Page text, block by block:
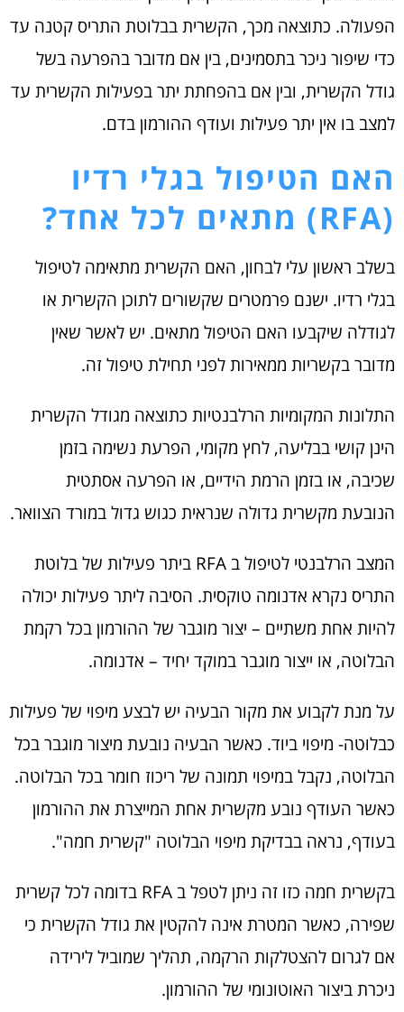
הפעולה. כתוצאה מכך, הקשרית בבלוטת התריס קטנה עד
כדי שיפור ניכר בתסמינים, בין אם מדובר בהפרעה בשל
גודל הקשרית, ובין אם בהפחתת יתר בפעילות הקשרית עד
למצב בו אין יתר פעילות ועודף ההורמון בדם.
האם הטיפול בגלי רדיו
(RFA) מתאים לכל אחד?
בשלב ראשון עלי לבחון, האם הקשרית מתאימה לטיפול
בגלי רדיו. ישנם פרמטרים שקשורים לתוכן הקשרית או
לגודלה שיקבעו האם הטיפול מתאים. יש לאשר שאין
מדובר בקשריות ממאירות לפני תחילת טיפול זה.
התלונות המקומיות הרלבנטיות כתוצאה מגודל הקשרית
הינן קושי בבליעה, לחץ מקומי, הפרעת נשימה בזמן
שכיבה, או בזמן הרמת הידיים, או הפרעה אסתטית
הנובעת מקשרית גדולה שנראית כגוש גדול במורד הצוואר.
המצב הרלבנטי לטיפול ב RFA ביתר פעילות של בלוטת
התריס נקרא אדנומה טוקסית. הסיבה ליתר פעילות יכולה
להיות אחת משתיים – יצור מוגבר של ההורמון בכל רקמת
הבלוטה, או ייצור מוגבר במוקד יחיד – אדנומה.
על מנת לקבוע את מקור הבעיה יש לבצע מיפוי של פעילות
כבלוטה- מיפוי ביוד. כאשר הבעיה נובעת מיצור מוגבר בכל
הבלוטה, נקבל במיפוי תמונה של ריכוז חומר בכל הבלוטה.
כאשר העודף נובע מקשרית אחת המייצרת את ההורמון
בעודף, נראה בבדיקת מיפוי הבלוטה "קשרית חמה".
בקשרית חמה כזו זה ניתן לטפל ב RFA בדומה לכל קשרית
שפירה, כאשר המטרת אינה להקטין את גודל הקשרית כי
אם לגרום להצטלקות הרקמה, תהליך שמוביל לירידה
ניכרת ביצור האוטונומי של ההורמון.